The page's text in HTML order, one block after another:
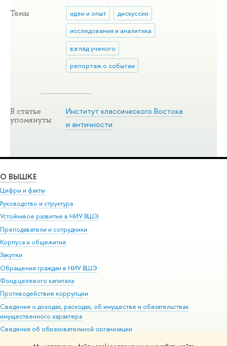
Темы идеи и опыт
дискуссии
исследования и аналитика
взгляд ученого
репортаж о событии
В статье
упомянуты
Институт классического Востока
и античности
О ВЫШКЕ
Цифры и факты
Руководство и структура
Устойчивое развитие в НИУ ВШЭ
Преподаватели и сотрудники
Корпуса и общежития
Закупки
Обращения граждан в НИУ ВШЭ
Фонд целевого капитала
Противодействие коррупции
Сведения о доходах, расходах, об имуществе и обязательствах
имущественного характера
Сведения об образовательной организации
Людям с ограниченными возможностями здоровья